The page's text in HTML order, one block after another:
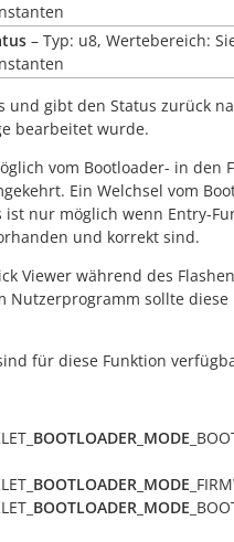
– Typ: u8, Wertebereich:
und gibt den Status zurück
bearbeitet wurde.
vom Bootloader- in den
Ein Welchsel vom
nur möglich wenn Entry-
und korrekt sind.
Viewer während des
Nutzerprogramm sollte diese
für diese Funktion
BOOTLOADER_MODE
BOOTLOADER_MODE
BOOTLOADER_MODE